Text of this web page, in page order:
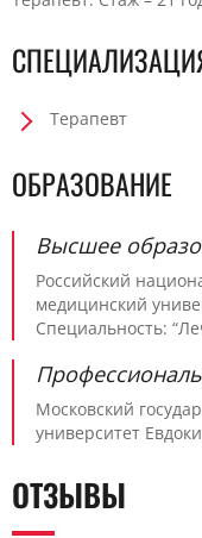
Терапевт
ОБРАЗОВАНИЕ
Высшее
Российский
медицинский
Специальность:
Московский
университет
ОТЗЫВЫ